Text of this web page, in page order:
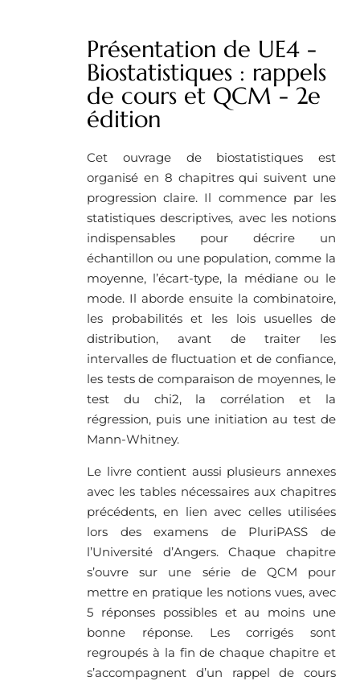
Présentation de UE4 -
Biostatistiques : rappels
de cours et QCM - 2e
édition
Cet ouvrage de biostatistiques est
organisé en 8 chapitres qui suivent une
progression claire. Il commence par les
statistiques descriptives, avec les notions
indispensables pour décrire un
échantillon ou une population, comme la
moyenne, l’écart-type, la médiane ou le
mode. Il aborde ensuite la combinatoire,
les probabilités et les lois usuelles de
distribution, avant de traiter les
intervalles de fluctuation et de confiance,
les tests de comparaison de moyennes, le
test du chi2, la corrélation et la
régression, puis une initiation au test de
Mann-Whitney.
Le livre contient aussi plusieurs annexes
avec les tables nécessaires aux chapitres
précédents, en lien avec celles utilisées
lors des examens de PluriPASS de
l’Université d’Angers. Chaque chapitre
s’ouvre sur une série de QCM pour
mettre en pratique les notions vues, avec
5 réponses possibles et au moins une
bonne réponse. Les corrigés sont
regroupés à la fin de chaque chapitre et
s’accompagnent d’un rappel de cours